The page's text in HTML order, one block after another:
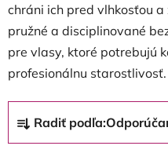
chráni ich pred vlhkosťou
pružné a disciplinované
pre vlasy, ktoré potrebujú
profesionálnu starostlivosť.
a
d
Radiť podľa: